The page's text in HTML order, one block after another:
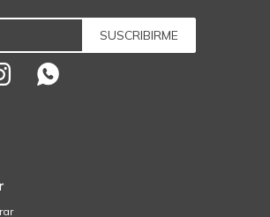
SUSCRIBIRME
